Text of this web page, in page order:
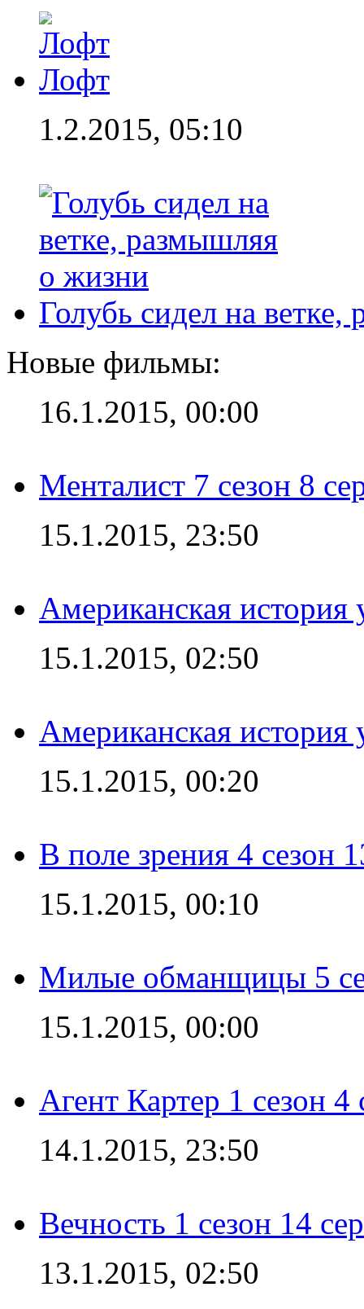
Лофт
1.2.2015, 05:10
Голубь сидел на
Новые фильмы:
16.1.2015, 00:00
Менталист 7 сезон 8
15.1.2015, 23:50
Американская история
15.1.2015, 02:50
Американская история
15.1.2015, 00:20
В поле зрения 4 сезон
15.1.2015, 00:10
Милые обманщицы 5
15.1.2015, 00:00
Агент Картер 1 сезон 4
14.1.2015, 23:50
Вечность 1 сезон 14
13.1.2015, 02:50